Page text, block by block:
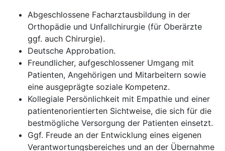
Abgeschlossene Facharztausbildung in der
Orthopädie und Unfallchirurgie (für Oberärzte
ggf. auch Chirurgie).
Deutsche Approbation.
Freundlicher, aufgeschlossener Umgang mit
Patienten, Angehörigen und Mitarbeitern sowie
eine ausgeprägte soziale Kompetenz.
Kollegiale Persönlichkeit mit Empathie und einer
patientenorientierten Sichtweise, die sich für die
bestmögliche Versorgung der Patienten einsetzt.
Ggf. Freude an der Entwicklung eines eigenen
Verantwortungsbereiches und an der Übernahme